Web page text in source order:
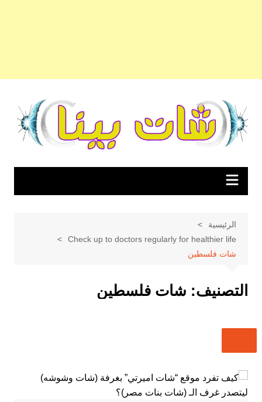
المحتوى
الرئيسية
Check up to doctors regularly for healthier life
شات فلسطين
التصنيف: شات فلسطين